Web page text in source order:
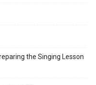
the Singing Lesson